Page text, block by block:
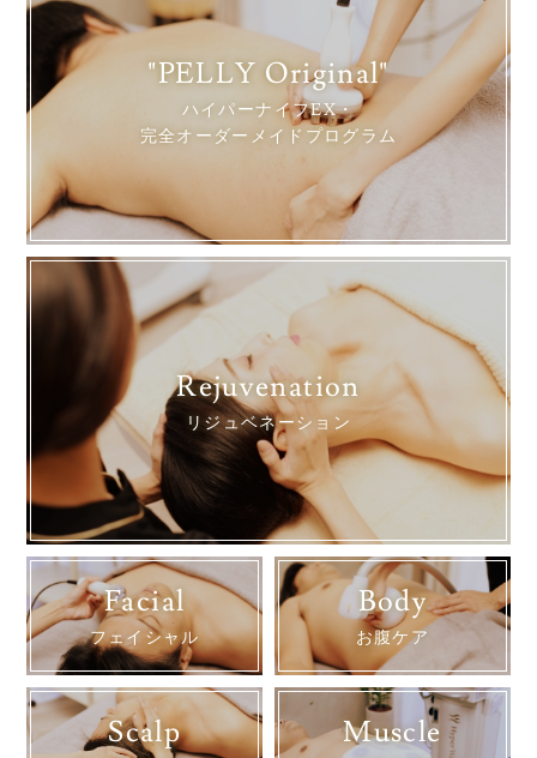
"PELLY Original"
ハイパーナイフEX・
完全オーダーメイドプログラム
Rejuvenation
リジュベネーション
Facial
フェイシャル
Body
お腹ケア
Scalp Muscle